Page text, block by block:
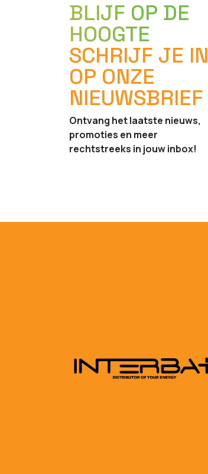
BLIJF OP DE
HOOGTE
SCHRIJF JE IN
OP ONZE
NIEUWSBRIEF
Ontvang het laatste nieuws,
promoties en meer
rechtstreeks in jouw inbox!